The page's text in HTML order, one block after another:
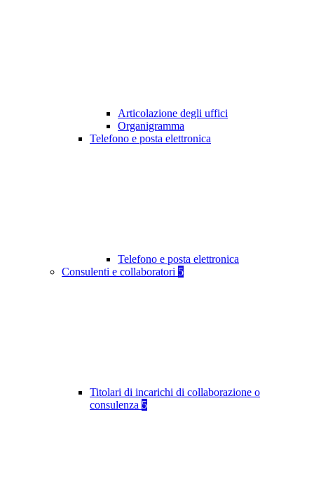
Articolazione degli uffici
Organigramma
Telefono e posta elettronica
Telefono e posta elettronica
Consulenti e collaboratori 5
Titolari di incarichi di collaborazione o
consulenza 5